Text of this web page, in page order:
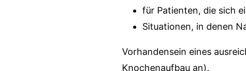
für Patienten, die sich
Situationen, in denen
Vorhandensein eines
Knochenaufbau an).